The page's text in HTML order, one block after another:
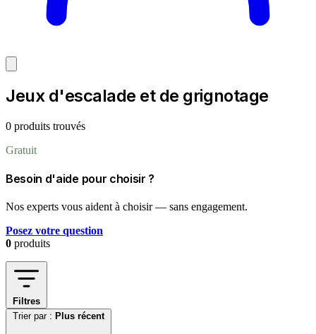
Jeux d'escalade et de grignotage
0 produits trouvés
Gratuit
Besoin d'aide pour choisir ?
Nos experts vous aident à choisir — sans engagement.
Posez votre question
0 produits
Filtres
Trier par : Plus récent